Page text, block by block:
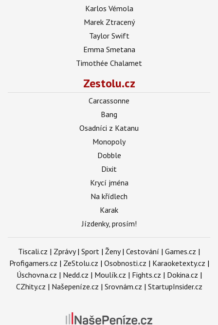
Karlos Vémola
Marek Ztracený
Taylor Swift
Emma Smetana
Timothée Chalamet
Zestolu.cz
Carcassonne
Bang
Osadníci z Katanu
Monopoly
Dobble
Dixit
Krycí jména
Na křídlech
Karak
Jízdenky, prosím!
Tiscali.cz | Zprávy| Sport | Ženy| Cestování | Games.cz |
Profigamers.cz | ZeStolu.cz | Osobnosti.cz | Karaoketexty.cz |
Úschovna.cz | Nedd.cz | Moulík.cz | Fights.cz | Dokina.cz |
CZhity.cz | Našepeníze.cz | Srovnám.cz | StartupInsider.cz